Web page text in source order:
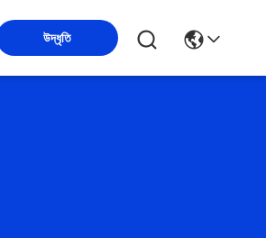
উদ্ধৃতি